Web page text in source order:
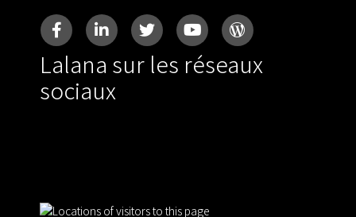
Lalana sur les réseaux
sociaux